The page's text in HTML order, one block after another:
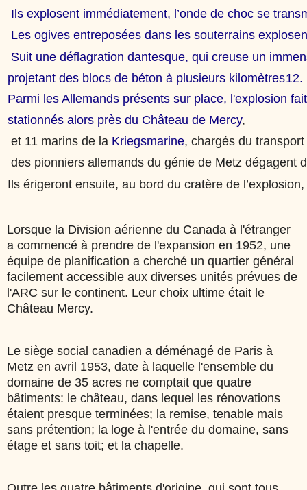
Ils explosent immédiatement, l’onde de choc se
Les ogives entreposées dans les souterrains
Suit une déflagration dantesque, qui creuse un
projetant des blocs de béton à plusieurs kilomètres12.
Parmi les Allemands présents sur place, l'explosion
stationnés alors près du Château de Mercy,
et 11 marins de la Kriegsmarine, chargés du
des pionniers allemands du génie de Metz dégagent
Ils érigeront ensuite, au bord du cratère de
Lorsque la Division aérienne du Canada à l'étranger
a commencé à prendre de l'expansion en 1952, une
équipe de planification a cherché un quartier général
facilement accessible aux diverses unités prévues de
l'ARC sur le continent. Leur choix ultime était le
Château Mercy.
Le siège social canadien a déménagé de Paris à
Metz en avril 1953, date à laquelle l'ensemble du
domaine de 35 acres ne comptait que quatre
bâtiments: le château, dans lequel les rénovations
étaient presque terminées; la remise, tenable mais
sans prétention; la loge à l'entrée du domaine, sans
étage et sans toit; et la chapelle.